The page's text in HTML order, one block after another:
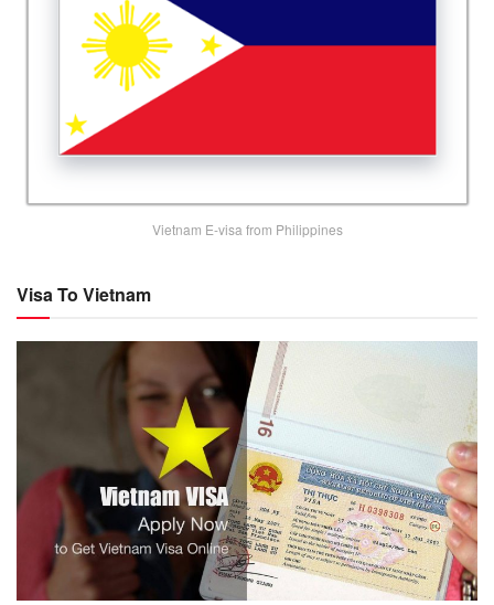
Vietnam E-visa from Philippines
Visa To Vietnam